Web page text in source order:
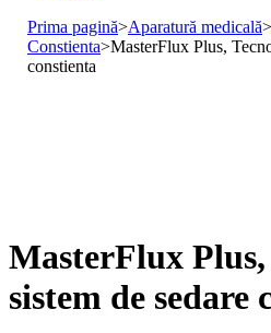
Prima pagină>Aparatură medicală>
Constienta>MasterFlux Plus,
constienta
MasterFlux Plus,
sistem de sedare